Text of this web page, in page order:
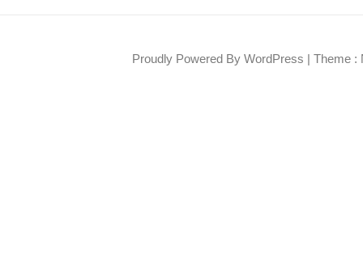
Proudly Powered By WordPress | Theme :